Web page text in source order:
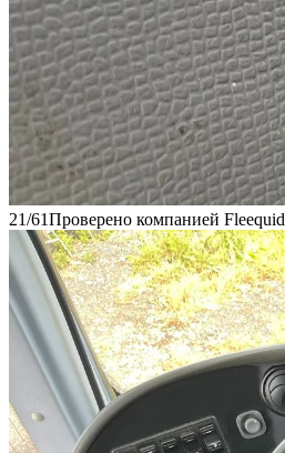
21/61Проверено компанией Fleequid